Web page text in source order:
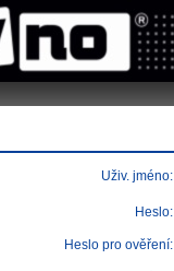
systems s.r.o - Online
sportu Sports booking
Uživ. jméno:
Heslo:
Heslo pro ověření: